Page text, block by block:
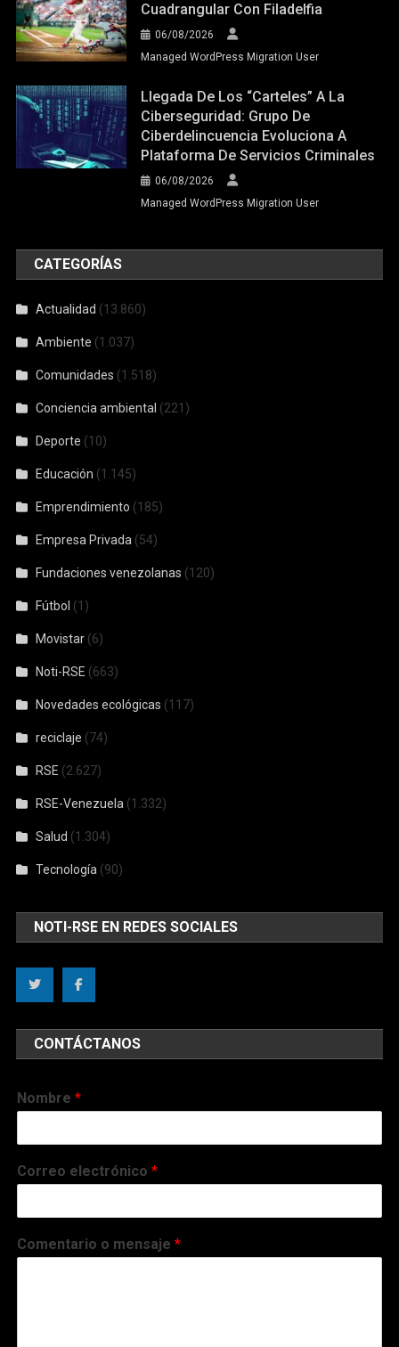
Cuadrangular Con Filadelfia
06/08/2026
Managed WordPress Migration User
Llegada De Los “carteles” A La
Ciberseguridad: Grupo De
Ciberdelincuencia Evoluciona A
Plataforma De Servicios Criminales
06/08/2026
Managed WordPress Migration User
CATEGORÍAS
Actualidad (13.860)
Ambiente (1.037)
Comunidades (1.518)
Conciencia ambiental (221)
Deporte (10)
Educación (1.145)
Emprendimiento (185)
Empresa Privada (54)
Fundaciones venezolanas (120)
Fútbol (1)
Movistar (6)
Noti-RSE (663)
Novedades ecológicas (117)
reciclaje (74)
RSE (2.627)
RSE-Venezuela (1.332)
Salud (1.304)
Tecnología (90)
NOTI-RSE EN REDES SOCIALES
CONTÁCTANOS
Nombre*
Correo electrónico*
Comentario o mensaje*